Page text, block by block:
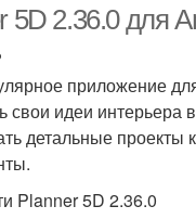
5D 2.36.0 для
приложение
свои идеи
детальные
Planner 5D 2.36.0